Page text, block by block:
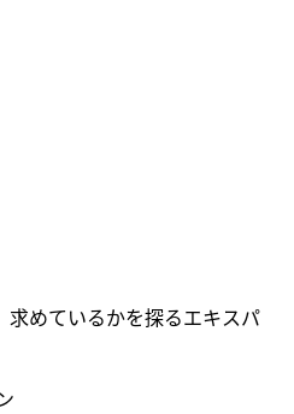
めているかを探るエキスパ